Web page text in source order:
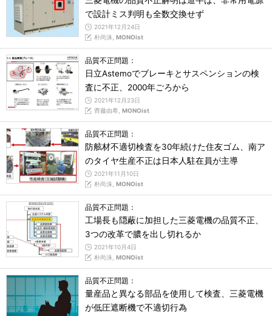
で設計ミス判明も全数交換せず
2021年12月24日
朴尚洙, MONOist
品質不正問題：
日立Astemoでブレーキとサスペンションの検
査に不正、2000年ごろから
2021年12月23日
齊藤由希, MONOist
品質不正問題：
防舷材不適切検査を30年続けた住友ゴム、南ア
のタイヤ生産不正は日本人駐在員が主導
2021年11月10日
朴尚洙, MONOist
品質不正問題：
工場長も隠蔽に加担した三菱電機の品質不正、
3つの改革で膿を出し切れるか
2021年10月4日
朴尚洙, MONOist
品質不正問題：
量産品と異なる部品を使用して検査、三菱電機
が低圧遮断機で不適切行為